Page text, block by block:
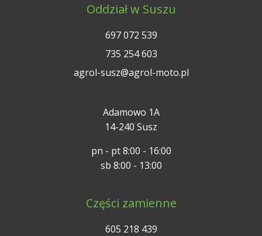
Oddział w Suszu
697 072 539
735 254 603
agrol-susz@agrol-moto.pl
Adamowo 1A
14-240 Susz
pn - pt 8:00 - 16:00
sb 8:00 - 13:00
Części zamienne
605 218 439